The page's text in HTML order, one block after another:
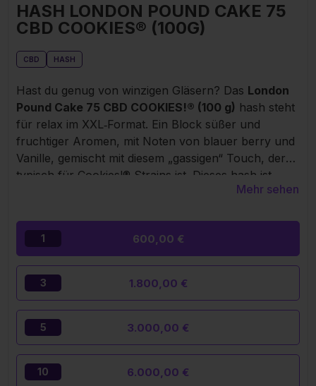
HASH LONDON POUND CAKE 75
CBD COOKIES® (100G)
CBD HASH
Hast du genug von winzigen Gläsern? Das London
Pound Cake 75 CBD COOKIES!® (100 g) hash steht
für relax im XXL‑Format. Ein Block süßer und
fruchtiger Aromen, mit Noten von blauer berry und
Vanille, gemischt mit diesem „gassigen“ Touch, der
typisch für Cookies!® Strains ist. Dieses hash ist
schwer – im wahrsten Sinn. 100 Gramm purer Chill,
ohne an den nächsten Nachschub zu denken. Sein
Gebäck‑ähnlicher Geschmack und die cremige
Textur trim dich direkt in eine weiche, samtene
Wolke, ohne psychoaktive Wirkung, nur dieser
relaxende Vibe, der Spannungen schmelzen lässt.
Mehr sehen
1 600,00 €
3 1.800,00 €
5 3.000,00 €
10 6.000,00 €